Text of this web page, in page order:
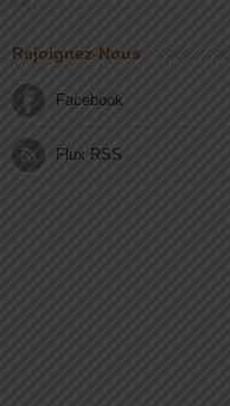
Rejoignez-Nous
Facebook
Flux RSS